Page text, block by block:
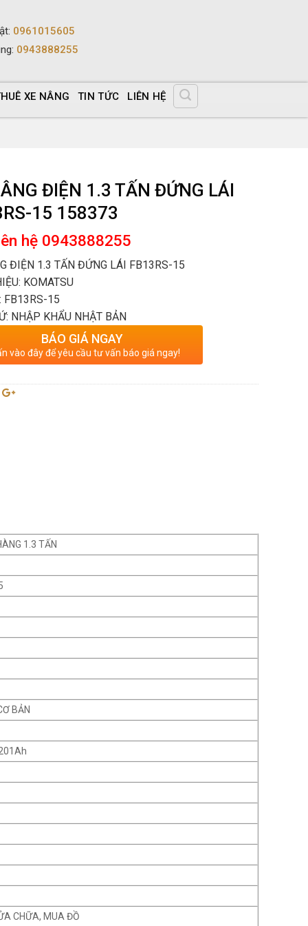
: 0961015605
: 0943888255
XE NÂNG TIN TỨC LIÊN HỆ
ĐIỆN 1.3 TẤN ĐỨNG LÁI
15 158373
hệ 0943888255
ĐIỆN 1.3 TẤN ĐỨNG LÁI FB13RS-15
KOMATSU
FB13RS-15
NHẬP KHẨU NHẬT BẢN
BÁO GIÁ NGAY
vào đây để yêu cầu tư vấn báo giá ngay!
1.3 TẤN
BẢN
CHỮA, MUA ĐỒ